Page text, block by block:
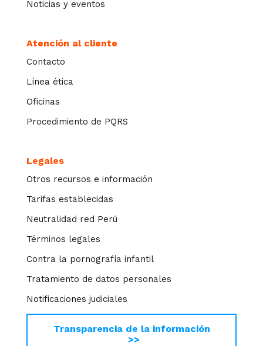
Noticias y eventos
Atención al cliente
Contacto
Línea ética
Oficinas
Procedimiento de PQRS
Legales
Otros recursos e información
Tarifas establecidas
Neutralidad red Perú
Términos legales
Contra la pornografía infantil
Tratamiento de datos personales
Notificaciones judiciales
Transparencia de la información
>>